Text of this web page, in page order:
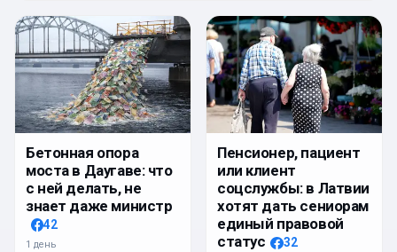
Бетонная опора
моста в Даугаве: что
с ней делать, не
знает даже министр
42
1 день
Пенсионер, пациент
или клиент
соцслужбы: в Латвии
хотят дать сениорам
единый правовой
статус
32